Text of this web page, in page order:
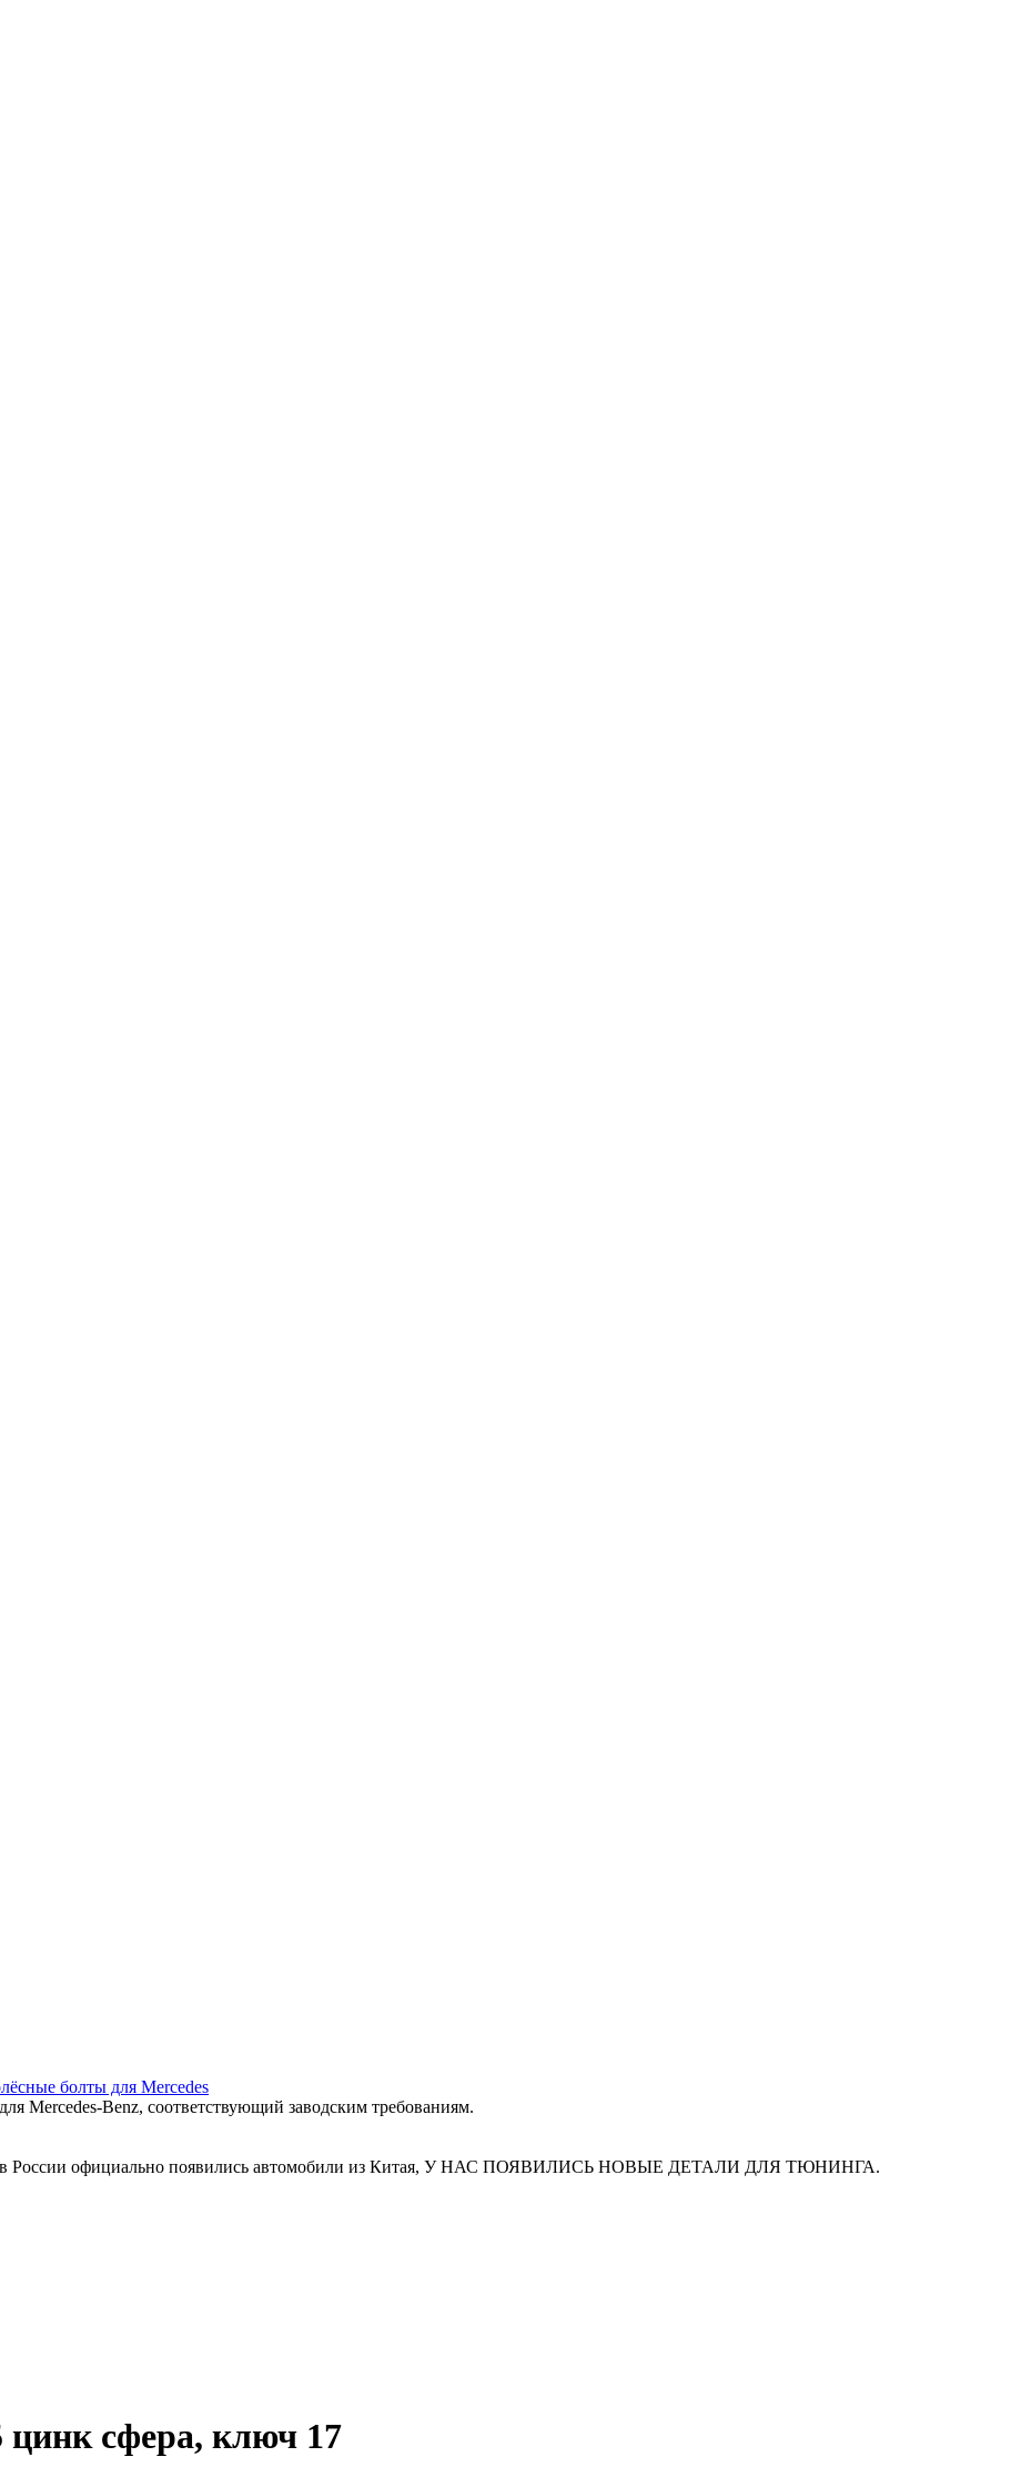
болты для Mercedes
Mercedes‑Benz, соответствующий заводским требованиям.
и в России официально появились автомобили из Китая, У НАС ПОЯВИЛИСЬ НОВЫЕ ДЕТАЛИ ДЛЯ ТЮНИНГА.
сфера, ключ 17